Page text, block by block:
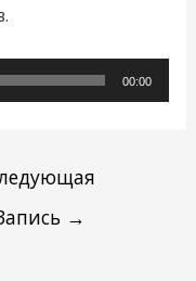
00:00
→